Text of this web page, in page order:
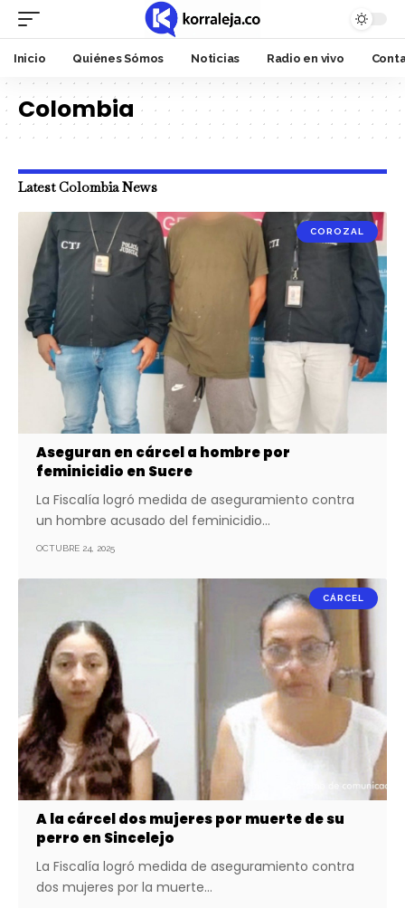
Inicio Quiénes Sómos Noticias Radio en vivo
Colombia
Latest Colombia News
COROZAL
Aseguran en cárcel a hombre por
feminicidio en Sucre
La Fiscalía logró medida de aseguramiento contra
un hombre acusado del feminicidio…
OCTUBRE 24, 2025
CÁRCEL
A la cárcel dos mujeres por muerte de su
perro en Sincelejo
La Fiscalía logró medida de aseguramiento contra
dos mujeres por la muerte…